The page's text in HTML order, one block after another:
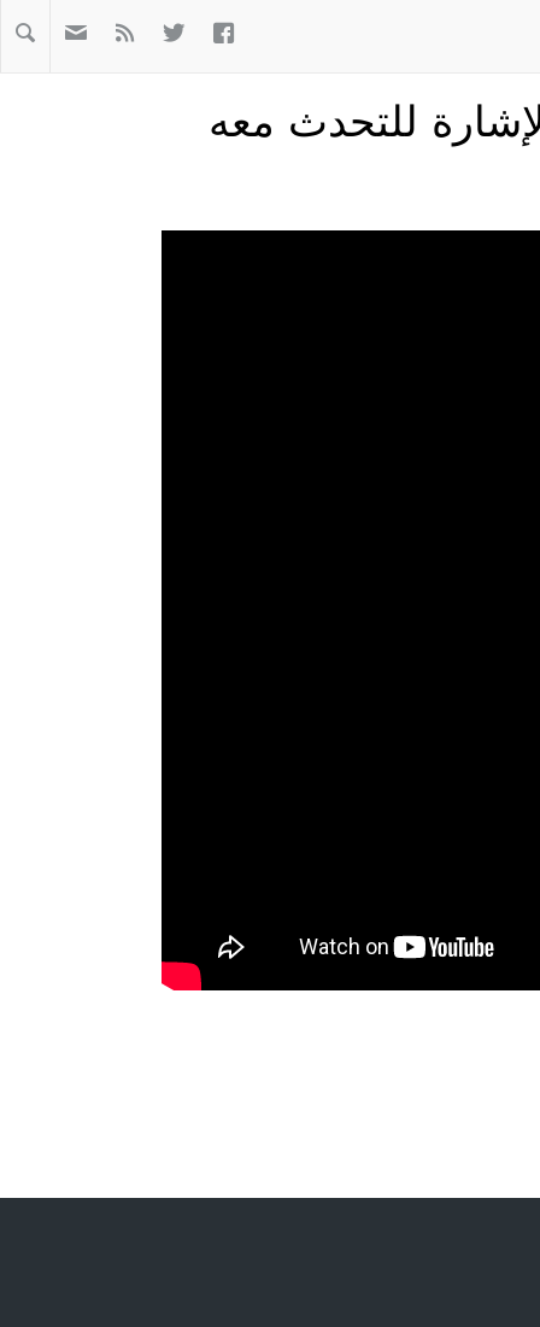
  
للتحدث معه